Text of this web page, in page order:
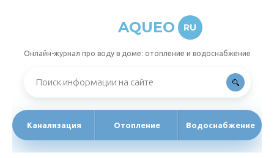
AQUEO RU
Онлайн-журнал про воду в доме: отопление и водоснабжение
Канализация Отопление Водоснабжение